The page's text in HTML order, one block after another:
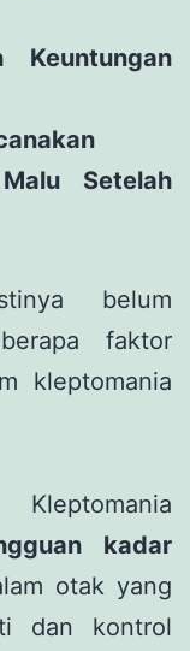
Keuntungan
Setelah
belum
faktor
kleptomania
kadar
otak yang
dan kontrol